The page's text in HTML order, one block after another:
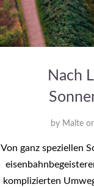
Nach
by Malte
Von ganz speziellen
komplizierten